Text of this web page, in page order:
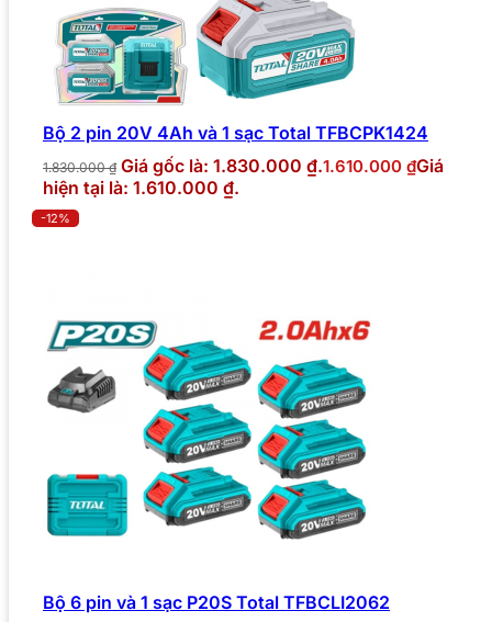
Bộ 2 pin 20V 4Ah và 1 sạc Total TFBCPK1424
1.830.000₫ Giá gốc là: 1.830.000 ₫.1.610.000 ₫Giá
hiện tại là: 1.610.000 ₫.
-12%
Bộ 6 pin và 1 sạc P20S Total TFBCLI2062